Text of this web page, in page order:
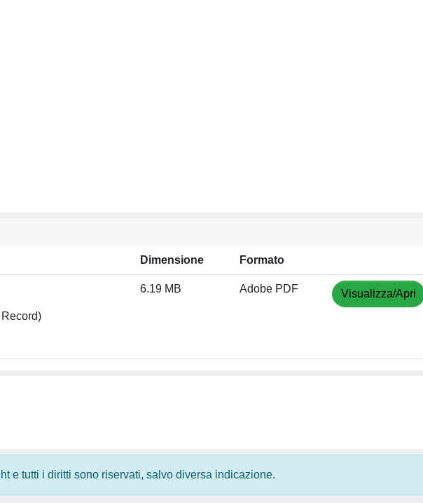
Dimensione Formato
6.19 MB Adobe PDF Visualizza/Apri
e tutti i diritti sono riservati, salvo diversa indicazione.